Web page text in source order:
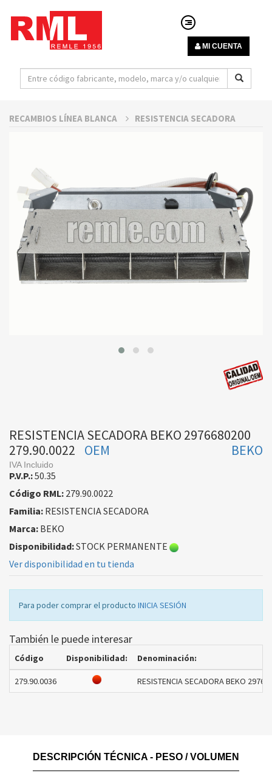
MI CUENTA
RECAMBIOS LÍNEA BLANCA RESISTENCIA SECADORA
RESISTENCIA SECADORA BEKO 2976680200
279.90.0022
BEKO
OEM
IVA Incluido
P.V.P.:50.35
Código RML: 279.90.0022
Familia: RESISTENCIA SECADORA
Marca: BEKO
Disponibilidad:STOCK PERMANENTE
Ver disponibilidad en tu tienda
Para poder comprar el producto INICIA SESIÓN
También le puede interesar
Código Disponibilidad: Denominación:
279.90.0036 RESISTENCIA SECADORA BEKO
DESCRIPCIÓN TÉCNICA - PESO / VOLUMEN